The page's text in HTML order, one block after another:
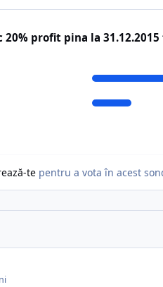
profit pina la 31.12.2015
te pentru a vota în acest